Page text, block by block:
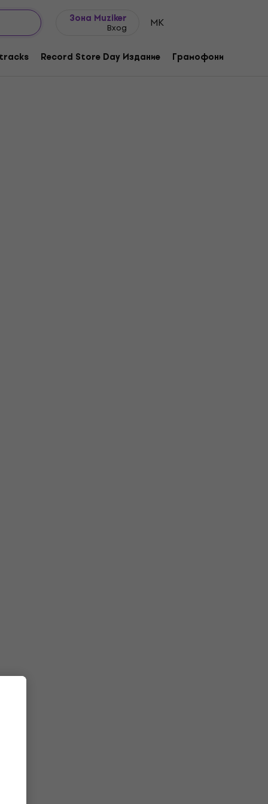
Зона Muziker
Вход MK
Record Store Day Издание Грамофони